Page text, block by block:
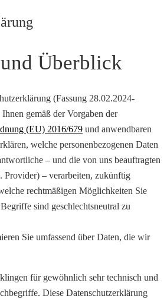
Überblick
(Fassung 28.02.2024-
gemäß der Vorgaben der
(EU) 2016/679 und anwendbaren
welche personenbezogenen Daten
– und die von uns beauftragten
Provider) – verarbeiten, zukünftig
rechtmäßigen Möglichkeiten Sie
sind geschlechtsneutral zu
Sie umfassend über Daten, die wir
für gewöhnlich sehr technisch und
Diese Datenschutzerklärung